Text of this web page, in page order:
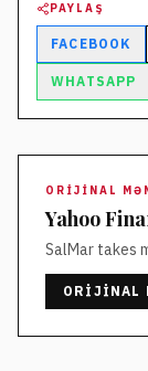
PAYLAŞ
FACEBOOK
WHATSAPP
ORIJINAL
Yahoo
SalMar takes
ORIJINAL